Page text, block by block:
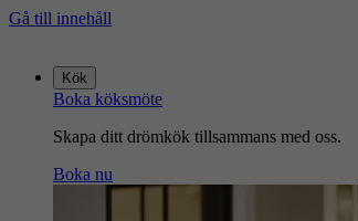
Gå till innehåll
startsidan
Kök
Boka köksmöte
Skapa ditt drömkök tillsammans med oss.
Boka nu